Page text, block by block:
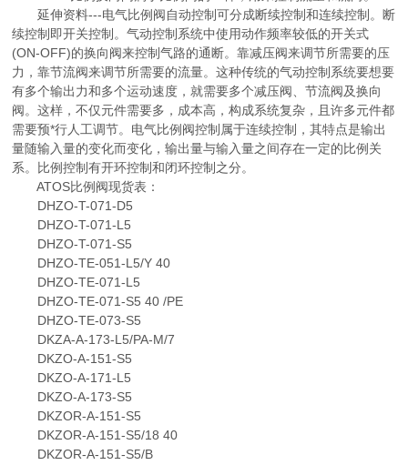
延伸资料---电气比例阀自动控制可分成断续控制和连续控制。断
续控制即开关控制。气动控制系统中使用动作频率较低的开关式
(ON-OFF)的换向阀来控制气路的通断。靠减压阀来调节所需要的压
力，靠节流阀来调节所需要的流量。这种传统的气动控制系统要想要
有多个输出力和多个运动速度，就需要多个减压阀、节流阀及换向
阀。这样，不仅元件需要多，成本高，构成系统复杂，且许多元件都
需要预*行人工调节。电气比例阀控制属于连续控制，其特点是输出
量随输入量的变化而变化，输出量与输入量之间存在一定的比例关
系。比例控制有开环控制和闭环控制之分。
ATOS比例阀现货表：
DHZO-T-071-D5
DHZO-T-071-L5
DHZO-T-071-S5
DHZO-TE-051-L5/Y 40
DHZO-TE-071-L5
DHZO-TE-071-S5 40 /PE
DHZO-TE-073-S5
DKZA-A-173-L5/PA-M/7
DKZO-A-151-S5
DKZO-A-171-L5
DKZO-A-173-S5
DKZOR-A-151-S5
DKZOR-A-151-S5/18 40
DKZOR-A-151-S5/B